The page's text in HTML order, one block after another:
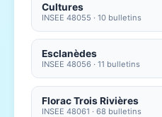
Cultures
INSEE 48055 · 10 bulletins
Esclanèdes
INSEE 48056 · 11 bulletins
Florac Trois Rivières
INSEE 48061 · 68 bulletins